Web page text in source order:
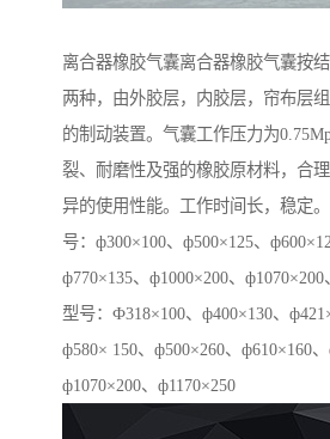
离合器橡胶气囊离合器橡胶气囊按
两种，由外胶层，内胶层，帘布层
的制动装置。气囊工作压力为
裂、耐磨性及强的橡胶原材料，合
异的使用性能。工作时间长，稳定
号：ф300×100、ф500×125、
ф770×135、ф1000×200、
型号：Ф318×100、ф400×130、
ф580× 150、ф500×260、ф610×160、
ф1070×200、ф1170×250